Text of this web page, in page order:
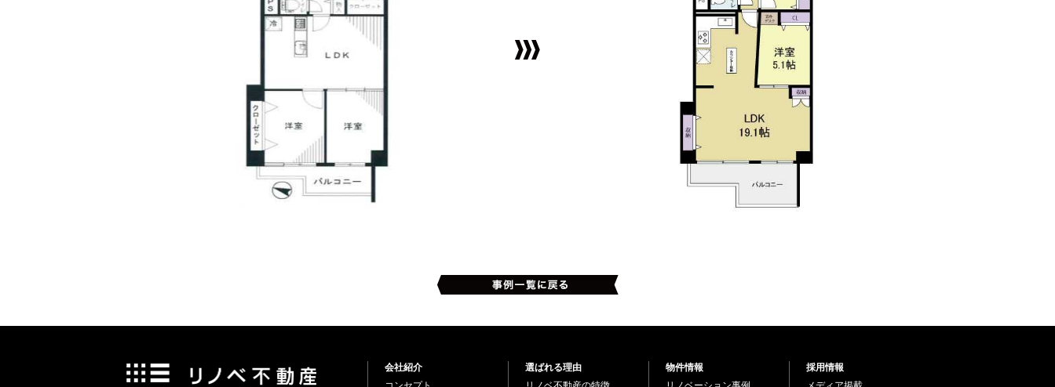
会社紹介
選ばれる理由
物件情報
採用情報